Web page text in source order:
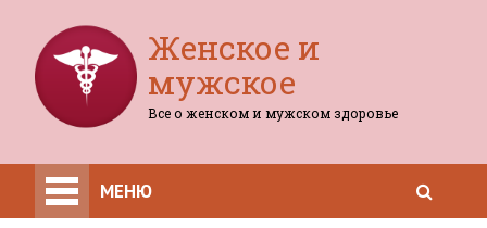
Женское и
мужское
Все о женском и мужском здоровье
МЕНЮ